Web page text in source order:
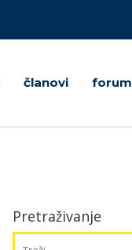
članovi forum
Pretraživanje